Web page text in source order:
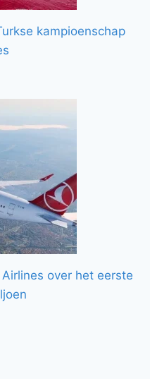
kampioenschap
over het eerste